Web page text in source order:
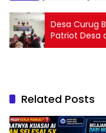
Desa Curug
Patriot Desa
Related Posts